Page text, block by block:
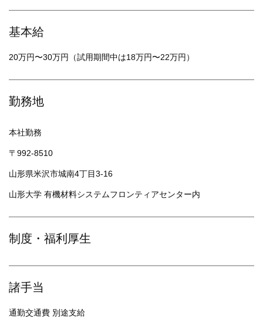
基本給
20万円〜30万円（試用期間中は18万円〜22万円）
勤務地
本社勤務
〒992-8510
山形県米沢市城南4丁目3-16
山形大学 有機材料システムフロンティアセンター内
制度・福利厚生
諸手当
通勤交通費 別途支給